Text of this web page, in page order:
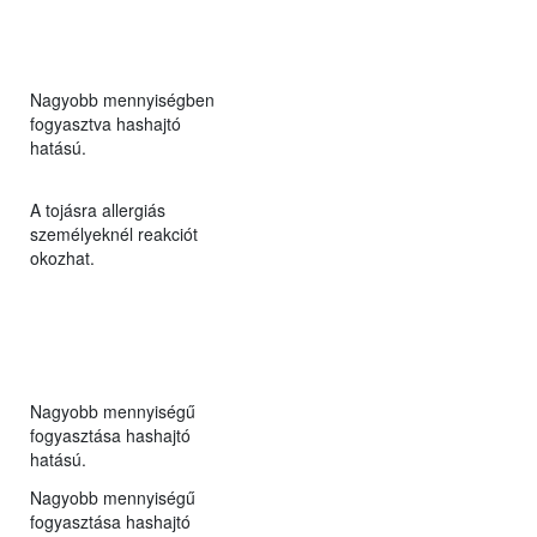
Nagyobb mennyiségben
fogyasztva hashajtó
hatású.
A tojásra allergiás
személyeknél reakciót
okozhat.
Nagyobb mennyiségű
fogyasztása hashajtó
hatású.
Nagyobb mennyiségű
fogyasztása hashajtó